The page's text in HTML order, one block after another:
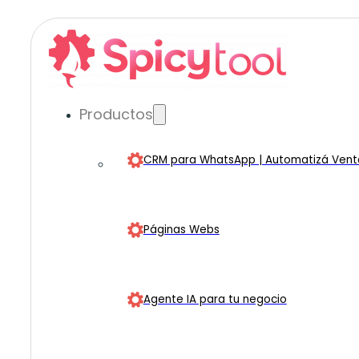
Productos
CRM para WhatsApp | Automatizá
Páginas Webs
Agente IA para tu negocio